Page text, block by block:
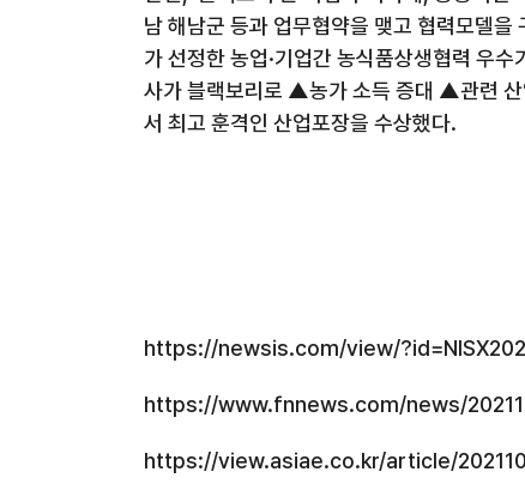
남 해남군 등과 업무협약을 맺고 협력모델을
가 선정한 농업·기업간 농식품상생협력 우수
사가 블랙보리로 ▲농가 소득 증대 ▲관련 산
서 최고 훈격인 산업포장을 수상했다.
https://newsis.com/view/
https://www.fnnews.com/news/
https://view.asiae.co.kr/article/